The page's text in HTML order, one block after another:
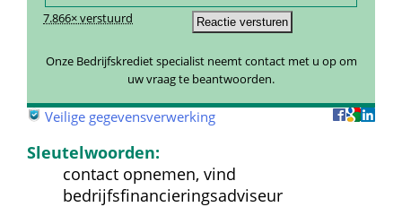
7.866× verstuurd
Onze Bedrijfskrediet specialist neemt contact met u op om
uw vraag te beantwoorden.
Veilige gegevensverwerking
Sleutelwoorden:
contact opnemen, vind
bedrijfsfinancieringsadviseur